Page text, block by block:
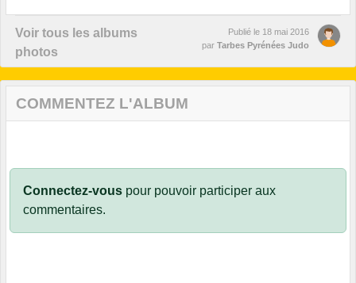
Voir tous les albums
photos
Publié le 18 mai 2016
par Tarbes Pyrénées Judo
COMMENTEZ L'ALBUM
Connectez-vous pour pouvoir participer aux
commentaires.